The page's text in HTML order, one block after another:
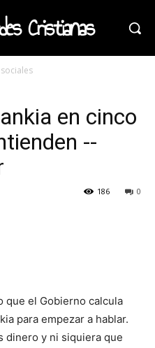
Cristianas
en cinco
--
0
186
que el Gobierno calcula
para empezar a hablar.
dinero y ni siquiera que